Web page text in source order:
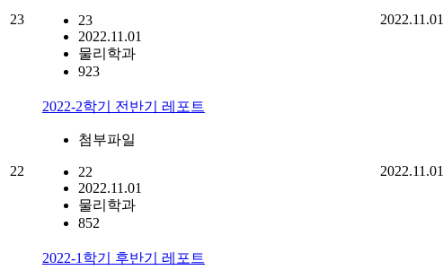
23
23
2022.11.01
물리학과
923
2022.11.01
22
2022-2학기 전반기 레포트
첨부파일
22
2022.11.01
물리학과
852
2022.11.01
2022-1학기 후반기 레포트